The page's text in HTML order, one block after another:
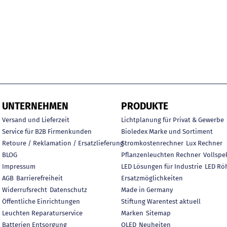
UNTERNEHMEN
Versand und Lieferzeit
Service für B2B Firmenkunden
Retoure / Reklamation / Ersatzlieferung
BLOG
Impressum
AGB Barrierefreiheit
Widerrufsrecht Datenschutz
Öffentliche Einrichtungen
Leuchten Reparaturservice
Batterien Entsorgung
PRODUKTE
Lichtplanung für Privat & Gewerbe
Bioledex Marke und Sortiment
Stromkostenrechner Lux Rechner
Pflanzenleuchten Rechner
LED Lösungen für Industrie LED
Ersatzmöglichkeiten
Made in Germany
Stiftung Warentest aktuell
Marken Sitemap
OLED Neuheiten